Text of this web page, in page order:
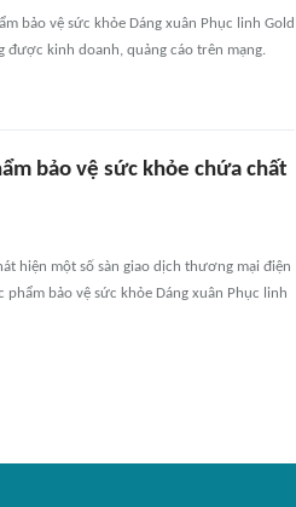
bảo vệ sức khỏe Dáng xuân Phục linh Gold
được kinh doanh, quảng cáo trên mạng.
bảo vệ sức khỏe chứa chất
hiện một số sàn giao dịch thương mại điện
bảo vệ sức khỏe Dáng xuân Phục linh